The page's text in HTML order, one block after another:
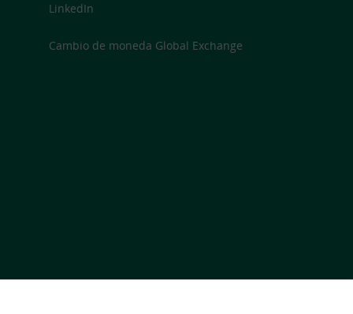
LinkedIn
Cambio de moneda Global Exchange